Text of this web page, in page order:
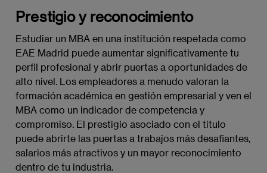
Prestigio y reconocimiento
Estudiar un MBA en una institución respetada como
EAE Madrid puede aumentar significativamente tu
perfil profesional y abrir puertas a oportunidades de
alto nivel. Los empleadores a menudo valoran la
formación académica en gestión empresarial y ven el
MBA como un indicador de competencia y
compromiso. El prestigio asociado con el título
puede abrirte las puertas a trabajos más desafiantes,
salarios más atractivos y un mayor reconocimiento
dentro de tu industria.